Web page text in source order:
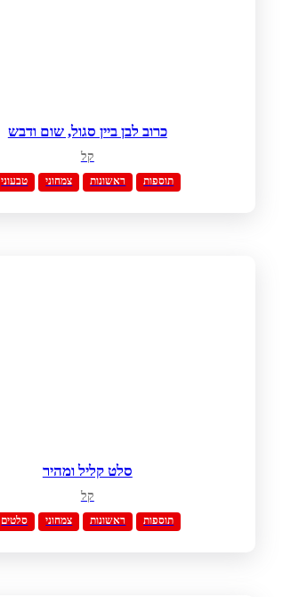
כרוב לבן ביין סגול, שום ודבש
קל
טבעוני צמחוני ראשונות תוספות
סלט קליל ומהיר
קל
סלטים צמחוני ראשונות תוספות